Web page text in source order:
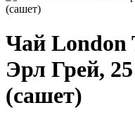
Чай London
Эрл Грей,
(сашет)